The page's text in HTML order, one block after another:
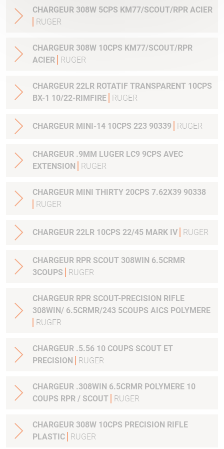
CHARGEUR 308W 5CPS KM77/SCOUT/RPR ACIER
RUGER
CHARGEUR 308W 10CPS KM77/SCOUT/RPR
ACIER
RUGER
CHARGEUR 22LR ROTATIF TRANSPARENT 10CPS
BX-1 10/22-RIMFIRE
RUGER
CHARGEUR MINI-14 10CPS 223 90339 RUGER
CHARGEUR .9MM LUGER LC9 9CPS AVEC
EXTENSION
RUGER
CHARGEUR MINI THIRTY 20CPS 7.62X39 90338
RUGER
CHARGEUR 22LR 10CPS 22/45 MARK IV RUGER
CHARGEUR RPR SCOUT 308WIN 6.5CRMR
3COUPS
RUGER
CHARGEUR RPR SCOUT-PRECISION RIFLE
308WIN/ 6.5CRMR/243 5COUPS AICS POLYMERE
RUGER
CHARGEUR .5.56 10 COUPS SCOUT ET
PRECISION
RUGER
CHARGEUR .308WIN 6.5CRMR POLYMERE 10
COUPS RPR / SCOUT
RUGER
CHARGEUR 308W 10CPS PRECISION RIFLE
PLASTIC
RUGER